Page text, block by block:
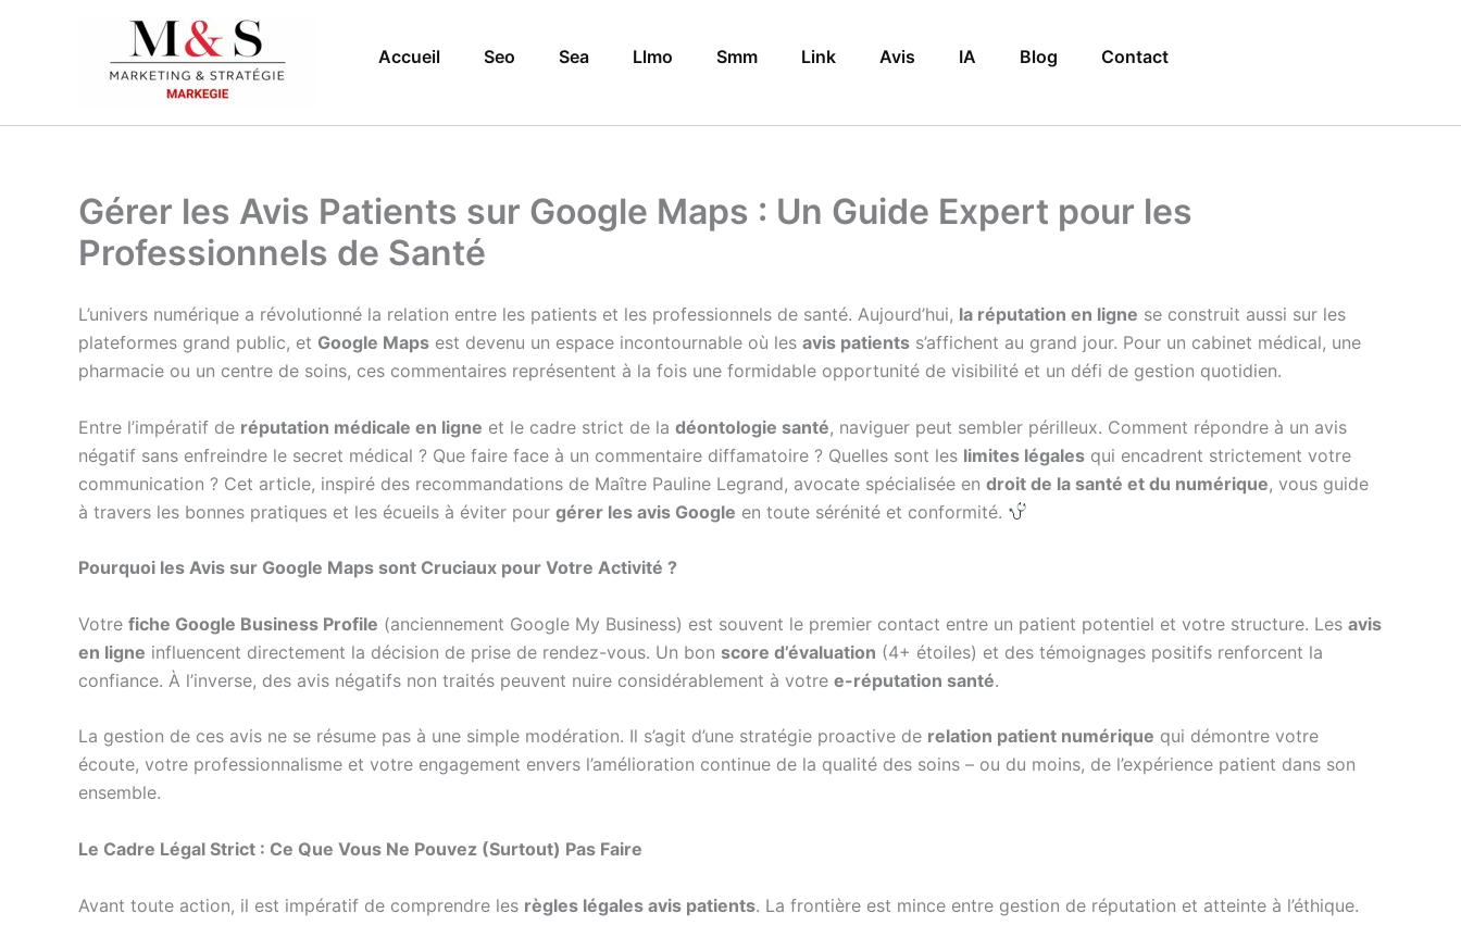
Accueil Seo Sea Llmo Smm Link Avis IA Blog Contact
Gérer les Avis Patients sur Google Maps : Un Guide Expert pour les
Professionnels de Santé
L’univers numérique a révolutionné la relation entre les patients et les professionnels de santé. Aujourd’hui, la réputation en ligne se construit aussi sur les
plateformes grand public, et Google Maps est devenu un espace incontournable où les avis patients s’affichent au grand jour. Pour un cabinet médical, une
pharmacie ou un centre de soins, ces commentaires représentent à la fois une formidable opportunité de visibilité et un défi de gestion quotidien.
Entre l’impératif de réputation médicale en ligne et le cadre strict de la déontologie santé, naviguer peut sembler périlleux. Comment répondre à un avis
négatif sans enfreindre le secret médical ? Que faire face à un commentaire diffamatoire ? Quelles sont les limites légales qui encadrent strictement votre
communication ? Cet article, inspiré des recommandations de Maître Pauline Legrand, avocate spécialisée en droit de la santé et du numérique, vous guide
à travers les bonnes pratiques et les écueils à éviter pour gérer les avis Google en toute sérénité et conformité.
Pourquoi les Avis sur Google Maps sont Cruciaux pour Votre Activité ?
Votre fiche Google Business Profile (anciennement Google My Business) est souvent le premier contact entre un patient potentiel et votre structure. Les avis
en ligne influencent directement la décision de prise de rendez-vous. Un bon score d’évaluation (4+ étoiles) et des témoignages positifs renforcent la
confiance. À l’inverse, des avis négatifs non traités peuvent nuire considérablement à votre e-réputation santé.
La gestion de ces avis ne se résume pas à une simple modération. Il s’agit d’une stratégie proactive de relation patient numérique qui démontre votre
écoute, votre professionnalisme et votre engagement envers l’amélioration continue de la qualité des soins – ou du moins, de l’expérience patient dans son
ensemble.
Le Cadre Légal Strict : Ce Que Vous Ne Pouvez (Surtout) Pas Faire
Avant toute action, il est impératif de comprendre les règles légales avis patients. La frontière est mince entre gestion de réputation et atteinte à l’éthique.